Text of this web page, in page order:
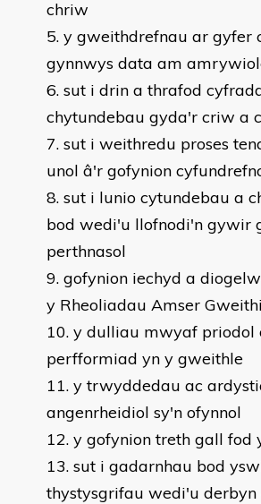
chriw
y gweithdrefnau ar gyfer
gynnwys data am
sut i drin a thrafod
chytundebau gyda'r criw a
sut i weithredu proses
unol â'r gofynion
sut i lunio cytundebau a
bod wedi'u llofnodi'n gywir
perthnasol
gofynion iechyd a
y Rheoliadau Amser
y dulliau mwyaf priodol
perfformiad yn y gweithle
y trwyddedau ac
angenrheidiol sy'n ofynnol
y gofynion treth gall fod
sut i gadarnhau bod
thystysgrifau wedi'u